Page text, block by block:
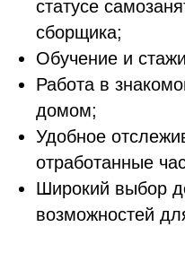
статусе
сборщика;
Обучение и
Работа в
домом;
Удобное
отработанные
Широкий выбор
возможностей